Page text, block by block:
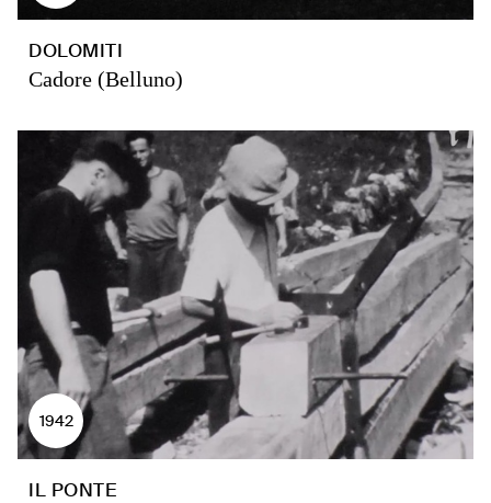
DOLOMITI
Cadore (Belluno)
1942
IL PONTE